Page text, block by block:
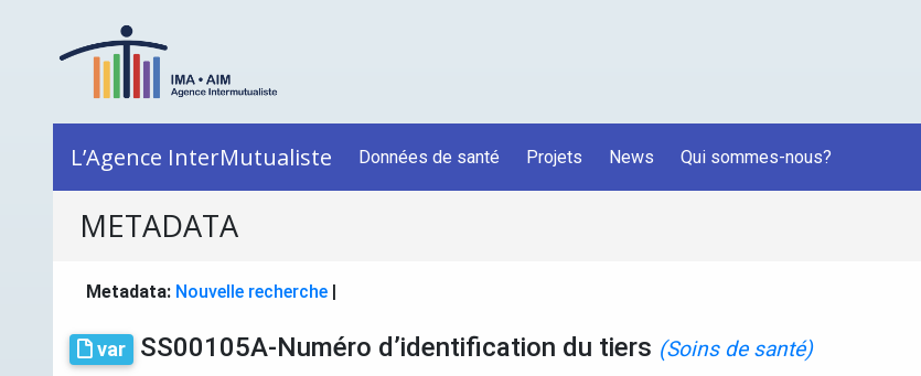
L’Agence InterMutualiste Données de santé Projets News Qui sommes-nous?
METADATA
Metadata: Nouvelle recherche |
var SS00105A-Numéro d’identification du tiers (Soins de santé)